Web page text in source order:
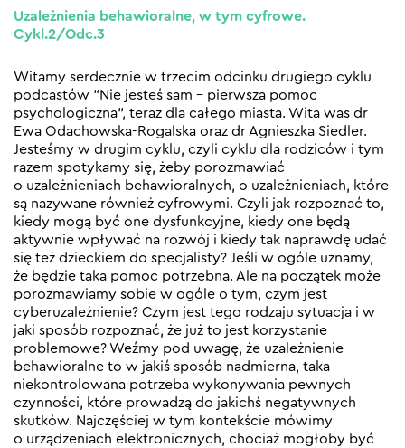
Uzależnienia behawioralne, w tym cyfrowe.
Cykl.2/Odc.3
Witamy serdecznie w trzecim odcinku drugiego cyklu
podcastów “Nie jesteś sam – pierwsza pomoc
psychologiczna”, teraz dla całego miasta. Wita was dr
Ewa Odachowska-Rogalska oraz dr Agnieszka Siedler.
Jesteśmy w drugim cyklu, czyli cyklu dla rodziców i tym
razem spotykamy się, żeby porozmawiać
o uzależnieniach behawioralnych, o uzależnieniach, które
są nazywane również cyfrowymi. Czyli jak rozpoznać to,
kiedy mogą być one dysfunkcyjne, kiedy one będą
aktywnie wpływać na rozwój i kiedy tak naprawdę udać
się też dzieckiem do specjalisty? Jeśli w ogóle uznamy,
że będzie taka pomoc potrzebna. Ale na początek może
porozmawiamy sobie w ogóle o tym, czym jest
cyberuzależnienie? Czym jest tego rodzaju sytuacja i w
jaki sposób rozpoznać, że już to jest korzystanie
problemowe? Weźmy pod uwagę, że uzależnienie
behawioralne to w jakiś sposób nadmierna, taka
niekontrolowana potrzeba wykonywania pewnych
czynności, które prowadzą do jakichś negatywnych
skutków. Najczęściej w tym kontekście mówimy
o urządzeniach elektronicznych, chociaż mogłoby być